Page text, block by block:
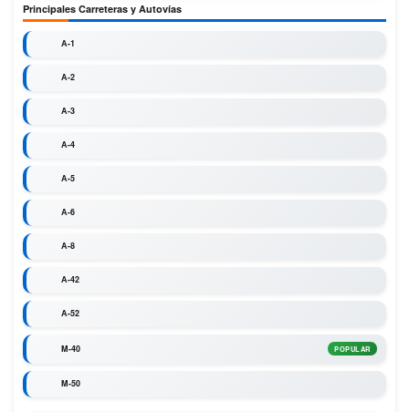
Principales Carreteras y Autovías
A-1
A-2
A-3
A-4
A-5
A-6
A-8
A-42
A-52
M-40 POPULAR
M-50